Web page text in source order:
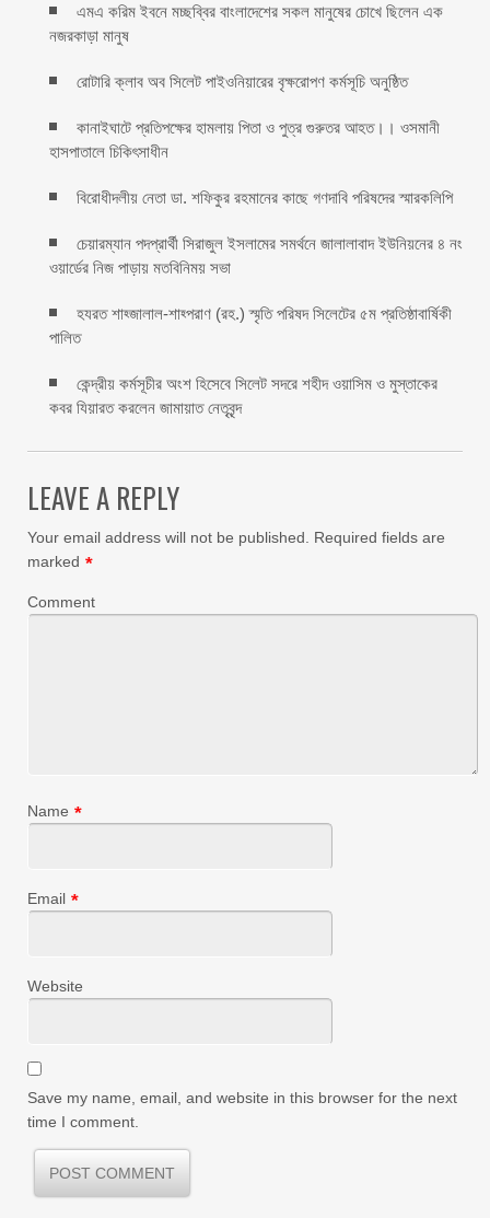
এমএ করিম ইবনে মচ্ছব্বির বাংলাদেশের সকল মানুষের চোখে ছিলেন এক
নজরকাড়া মানুষ ‎
রোটারি ক্লাব অব সিলেট পাইওনিয়ারের বৃক্ষরোপণ কর্মসূচি অনুষ্ঠিত
কানাইঘাটে প্রতিপক্ষের হামলায় পিতা ও পুত্র গুরুতর আহত।। ওসমানী
হাসপাতালে চিকিৎসাধীন
বিরোধীদলীয় নেতা ডা. শফিকুর রহমানের কাছে গণদাবি পরিষদের স্মারকলিপি ‎
চেয়ারম্যান পদপ্রার্থী সিরাজুল ইসলামের সমর্থনে জালালাবাদ ইউনিয়নের ৪ নং
ওয়ার্ডের নিজ পাড়ায় মতবিনিময় সভা
হযরত শাহ্জালাল-শাহ্পরাণ (রহ.) স্মৃতি পরিষদ সিলেটের ৫ম প্রতিষ্ঠাবার্ষিকী
পালিত ‎​
কেন্দ্রীয় কর্মসূচীর অংশ হিসেবে সিলেট সদরে শহীদ ওয়াসিম ও মুস্তাকের
কবর যিয়ারত করলেন জামায়াত নেতৃবৃন্দ ‎
LEAVE A REPLY
Your email address will not be published.
Required fields are
marked *
Comment
Name *
Email *
Website
Save my name, email, and website in this browser for the next
time I comment.